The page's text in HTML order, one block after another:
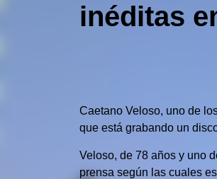
inéditas
Caetano Veloso, uno de
que está grabando un
Veloso, de 78 años y uno
prensa según las cuales